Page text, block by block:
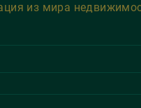
из мира